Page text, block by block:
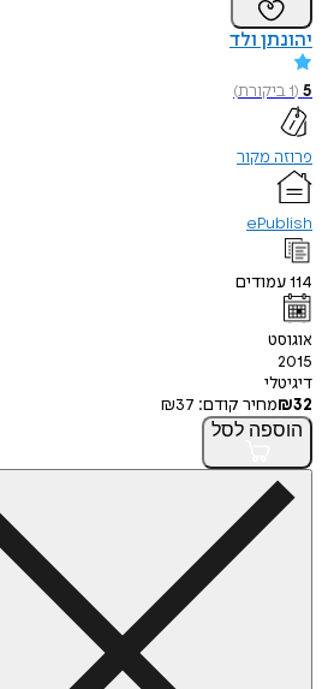
יהונתן ולד
5
(
1ביקורת)
פרוזה מקור
ePublish
114עמודים
אוגוסט
2015
דיגיטלי
₪32 מחיר קודם: ₪37
הוספה לסל